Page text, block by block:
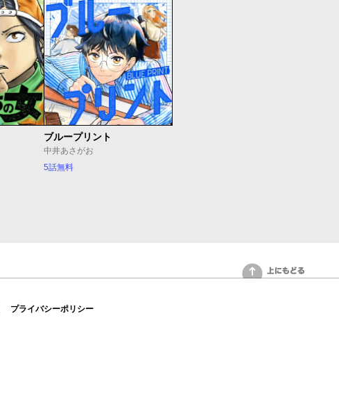
ブループリント
中井あさがお
5話無料
上にもどる
プライバシーポリシー